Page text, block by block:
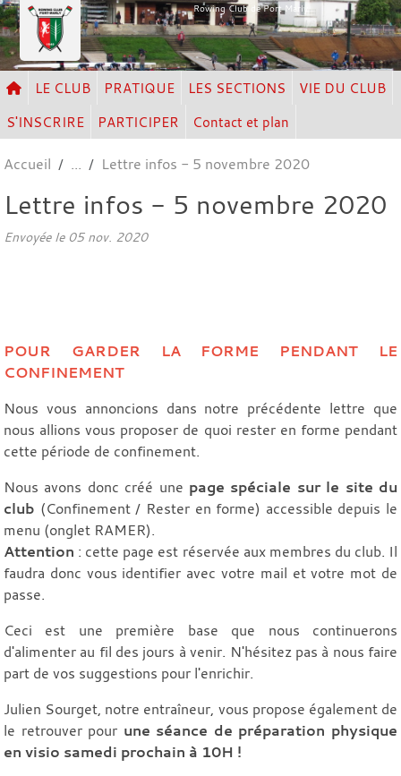
Rowing Club de Port Marly
LE CLUB PRATIQUE LES SECTIONS
VIE DU CLUB
S'INSCRIRE
PARTICIPER Contact et plan
Accueil Lettre infos - 5 novembre 2020
Lettre infos - 5 novembre 2020
Envoyée le 05 nov. 2020
POUR GARDER LA FORME PENDANT LE
CONFINEMENT
Nous vous annoncions dans notre précédente lettre que
nous allions vous proposer de quoi rester en forme pendant
cette période de confinement.
Nous avons donc créé une page spéciale sur le site du
club (Confinement / Rester en forme) accessible depuis le
menu (onglet RAMER).
Attention : cette page est réservée aux membres du club. Il
faudra donc vous identifier avec votre mail et votre mot de
passe.
Ceci est une première base que nous continuerons
d'alimenter au fil des jours à venir. N'hésitez pas à nous faire
part de vos suggestions pour l'enrichir.
Julien Sourget, notre entraîneur, vous propose également de
le retrouver pour une séance de préparation physique
en visio samedi prochain à 10H !
Panneau de gestion des cookies